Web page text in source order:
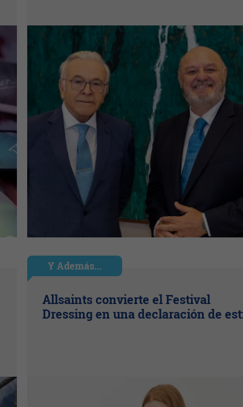
Y Además...
Allsaints convierte el Festival
Dressing en una declaración de